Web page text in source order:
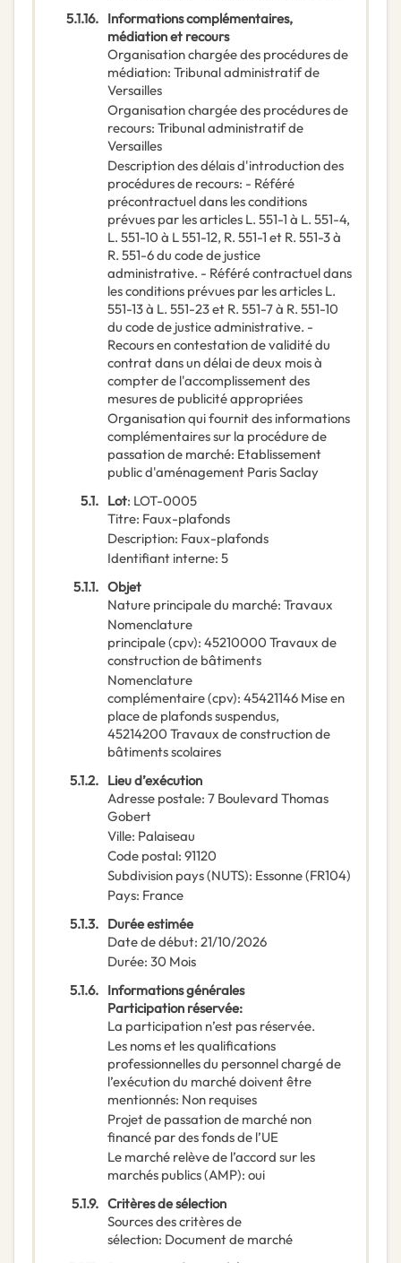
5.1.16. Informations complémentaires,
médiation et recours
Organisation chargée des procédures de
médiation: Tribunal administratif de
Versailles
Organisation chargée des procédures de
recours: Tribunal administratif de
Versailles
Description des délais d'introduction des
procédures de recours: - Référé
précontractuel dans les conditions
prévues par les articles L. 551-1 à L. 551-4,
L. 551-10 à L 551-12, R. 551-1 et R. 551-3 à
R. 551-6 du code de justice
administrative. - Référé contractuel dans
les conditions prévues par les articles L.
551-13 à L. 551-23 et R. 551-7 à R. 551-10
du code de justice administrative. -
Recours en contestation de validité du
contrat dans un délai de deux mois à
compter de l'accomplissement des
mesures de publicité appropriées
Organisation qui fournit des informations
complémentaires sur la procédure de
passation de marché: Etablissement
public d'aménagement Paris Saclay
5.1. Lot: LOT-0005
Titre: Faux-plafonds
Description: Faux-plafonds
Identifiant interne: 5
5.1.1. Objet
Nature principale du marché: Travaux
Nomenclature
principale(cpv): 45210000 Travaux de
construction de bâtiments
Nomenclature
complémentaire(cpv): 45421146 Mise en
place de plafonds suspendus,
45214200 Travaux de construction de
bâtiments scolaires
5.1.2. Lieu d’exécution
Adresse postale: 7 Boulevard Thomas
Gobert
Ville: Palaiseau
Code postal: 91120
Subdivision pays (NUTS): Essonne(FR104)
Pays: France
5.1.3. Durée estimée
Date de début: 21/10/2026
Durée: 30 Mois
5.1.6. Informations générales
Participation réservée:
La participation n’est pas réservée.
Les noms et les qualifications
professionnelles du personnel chargé de
l’exécution du marché doivent être
mentionnés: Non requises
Projet de passation de marché non
financé par des fonds de l’UE
Le marché relève de l’accord sur les
marchés publics (AMP): oui
5.1.9. Critères de sélection
Sources des critères de
sélection: Document de marché